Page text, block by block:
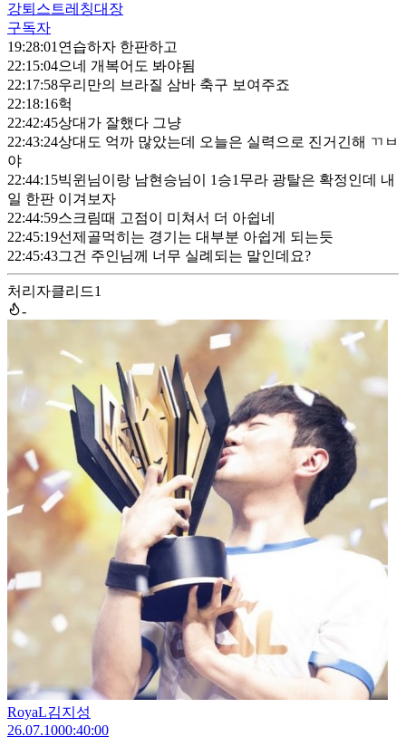
강퇴 스트레칭대장
구독자
19:28:01 연습하자 한판하고
22:15:04으네 개복어도 봐야됨
22:17:58우리만의 브라질 삼바 축구 보여주죠
22:18:16헉
22:42:45상대가 잘했다 그냥
22:43:24상대도 억까 많았는데 오늘은 실력으로 진거긴해 ㄲㅂ
야
22:44:15빅윈님이랑 남현승님이 1승1무라 광탈은 확정인데 내
일 한판 이겨보자
22:44:59스크림때 고점이 미쳐서 더 아쉽네
22:45:19선제골먹히는 경기는 대부분 아쉽게 되는듯
22:45:43그건 주인님께 너무 실례되는 말인데요?
처리자클리드1
-
RoyaL김지성
26.07.1000:40:00